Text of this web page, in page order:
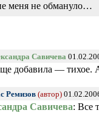
меня не обмануло…
Савичева
добавила — тихое.
Ремизов (автор)
Савичева: Все